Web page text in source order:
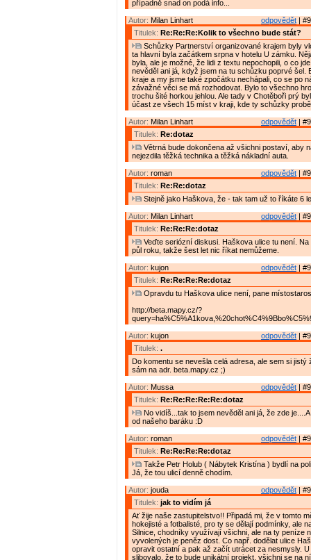
případně snad on podá info...
odpovědět |
Autor: Milan Linhart
Titulek: Re:Re:Re:Kolik to všechno bude stát?
Schůzky Partnerství organizované krajem byly
ta hlavní byla začátkem srpna v hotelu U zámku.
byla, ale je možné, že lidi z textu nepochopili, o co
nevěděl ani já, když jsem na tu schůzku poprvé šel.
kraje a my jsme také zpočátku nechápali, co se po
závažné věci se má rozhodovat. Bylo to všechno
trochu šité horkou jehlou. Ale tady v Chotěboři prý
účast ze všech 15 míst v kraji, kde ty schůzky
odpovědět |
Autor: Milan Linhart
Titulek: Re:dotaz
Větrná bude dokončena až všichni postaví, aby
nejezdila těžká technika a těžká nákladní auta.
odpovědět |
Autor: roman
Titulek: Re:Re:dotaz
Stejně jako Haškova, že - tak tam už to říkáte 6
odpovědět |
Autor: Milan Linhart
Titulek: Re:Re:Re:dotaz
Veďte seriózní diskusi. Haškova ulice tu není. Na
půl roku, takže šest let nic říkat nemůžeme.
odpovědět |
Autor: kujon
Titulek: Re:Re:Re:Re:dotaz
Opravdu tu Haškova ulice není, pane
http://beta.mapy.cz/?
odpovědět |
Autor: kujon
Titulek: .
Do komentu se nevešla celá adresa, ale sem si jistý
sám na adr. beta.mapy.cz ;)
odpovědět |
Autor: Mussa
Titulek: Re:Re:Re:Re:Re:dotaz
No vidíš...tak to jsem nevěděl ani já, že zde
od našeho baráku :D
odpovědět |
Autor: roman
Titulek: Re:Re:Re:Re:dotaz
Takže Petr Holub ( Nábytek Kristína ) bydlí na
Já, že tou ulicí denně chodím.
odpovědět |
Autor: jouda
Titulek: jak to vidím já
Ať žije naše zastupitelstvo!! Připadá mi, že v tomto
hokejisté a fotbalisté, pro ty se dělají podmínky, ale
Silnice, chodníky využívají všichni, ale na ty peníze
vyvolených je peněz dost. Co např. dodělat ulice
opravit ostatní a pak až začít utrácet za nesmysly.
slibovalo, že to bude unikátní projekt, všichni se na